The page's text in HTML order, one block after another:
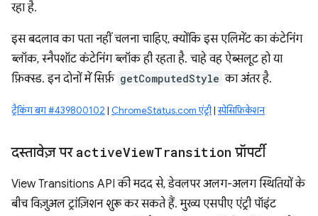
रहा है.
इस बदलाव का पता नहीं चलना चाहिए, क्योंकि इस एलिमेंट का कंटेनिंग
ब्लॉक, स्नैपशॉट कंटेनिंग ब्लॉक ही रहता है. चाहे वह ऐब्सलूट हो या
फ़िक्स्ड. इन दोनों में सिर्फ़ getComputedStyle का अंतर है.
ट्रैकिंग बग #439800102 | ChromeStatus.com एंट्री|स्पेसिफ़िकेशन
दस्तावेज़ पर activeViewTransition प्रॉपर्टी
View Transitions API की मदद से, डेवलपर अलग-अलग स्थितियों के
बीच विज़ुअल ट्रांज़िशन शुरू कर सकते हैं. मुख्य एसपीए एंट्री पॉइंट